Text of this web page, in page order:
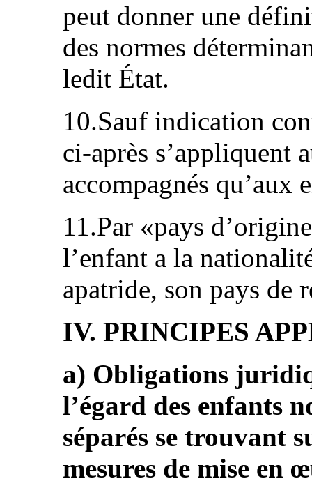
peut donner une
des normes
ledit État.
10.Sauf indication
ci‑après s’appliquent
accompagnés qu’aux
11.Par «pays
l’enfant a la
apatride, son pays de
IV. PRINCIPES
a) Obligations
l’égard des enfants
séparés se trouvant
mesures de mise en